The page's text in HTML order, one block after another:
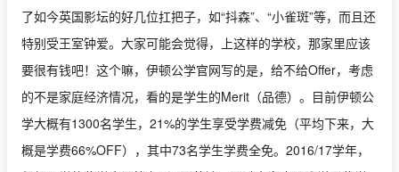
了如今英国影坛的好几位扛把子，如“抖森”、“小雀斑”等，而且还
特别受王室钟爱。大家可能会觉得，上这样的学校，那家里应该
要很有钱吧！这个嘛，伊顿公学官网写的是，给不给Offer，考虑
的不是家庭经济情况，看的是学生的Merit（品德）。目前伊顿公
学大概有1300名学生，21%的学生享受学费减免（平均下来，大
概是学费66%OFF），其中73名学生学费全免。2016/17学年，